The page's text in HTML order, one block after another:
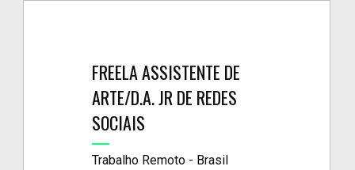
FREELA ASSISTENTE DE
ARTE/D.A. JR DE REDES
SOCIAIS
Trabalho Remoto - Brasil